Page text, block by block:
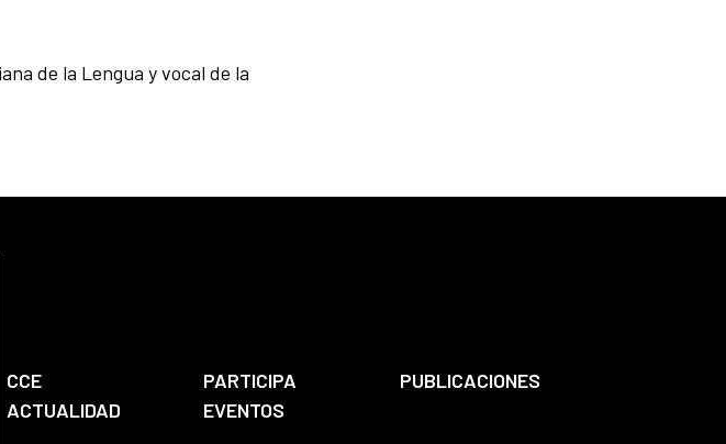
de la Lengua y vocal de la
CCE PARTICIPA
PUBLICACIONES
ACTUALIDAD
EVENTOS